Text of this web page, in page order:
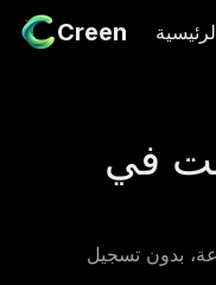
Creen
Creen
في
بدون تسجيل